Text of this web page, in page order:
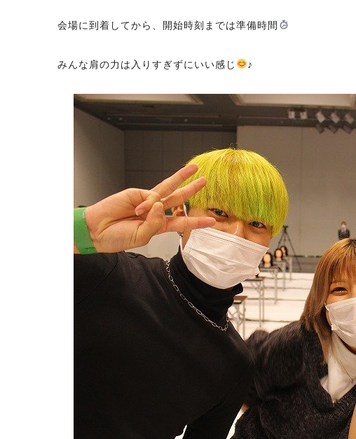
会場に到着してから、開始時刻までは準備時間
みんな肩の力は入りすぎずにいい感じ ♪